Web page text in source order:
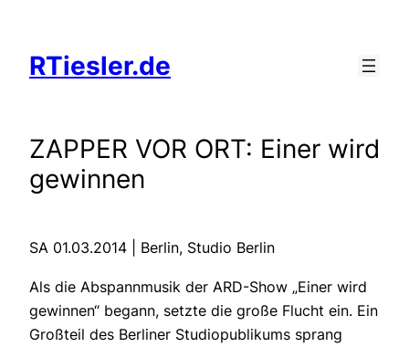
springen
RTiesler.de
ZAPPER VOR ORT: Einer wird
gewinnen
SA 01.03.2014 | Berlin, Studio Berlin
Als die Abspannmusik der ARD-Show „Einer wird
gewinnen“ begann, setzte die große Flucht ein. Ein
Großteil des Berliner Studiopublikums sprang